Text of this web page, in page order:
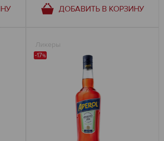
ДОБАВИТЬ В КОРЗИНУ
Ликеры
-17%